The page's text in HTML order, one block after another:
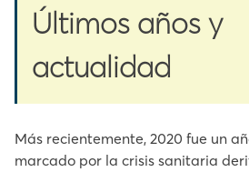
Últimos años y
actualidad
Más recientemente, 2020 fue un
marcado por la crisis sanitaria